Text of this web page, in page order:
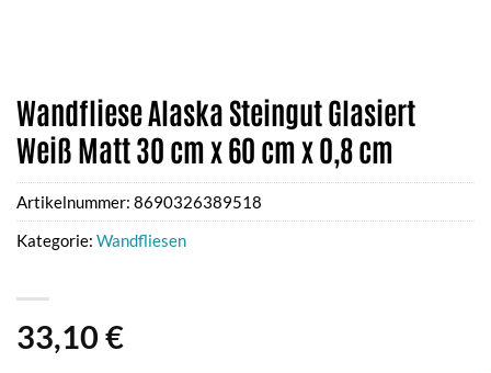
Wandfliese Alaska Steingut Glasiert
Weiß Matt 30 cm x 60 cm x 0,8 cm
33,10 €
Artikelnummer: 8690326389518
Kategorie: Wandfliesen